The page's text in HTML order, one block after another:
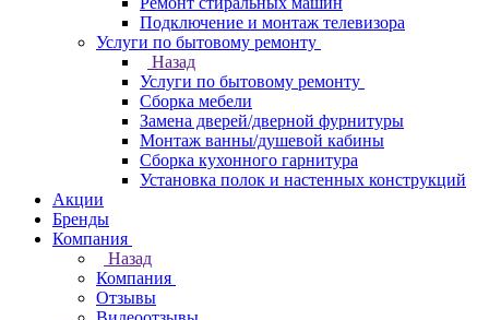
Подключение и монтаж телевизора
Услуги по бытовому ремонту
Назад
Услуги по бытовому ремонту
Сборка мебели
Замена дверей/дверной фурнитуры
Монтаж ванны/душевой кабины
Сборка кухонного гарнитура
Установка полок и настенных конструкций
Акции
Бренды
Компания
Назад
Компания
Отзывы